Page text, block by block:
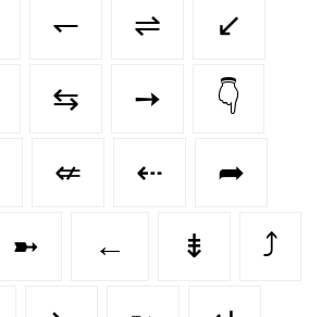
↽ ⇌ ↙️
⇆ ➙ 👇
⇍ ⇠ ➦
➼ ← ⇟ ⤴